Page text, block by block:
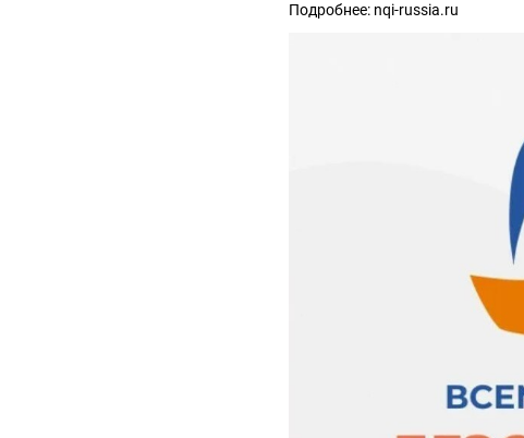
Подробнее: nqi-russia.ru